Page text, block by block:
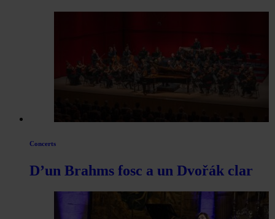
Concerts
D’un Brahms fosc a un Dvořák clar